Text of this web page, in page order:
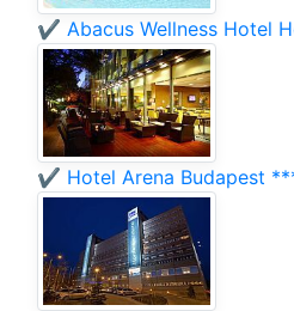
✔️ Abacus Wellness Hotel
✔️ Hotel Arena Budapest